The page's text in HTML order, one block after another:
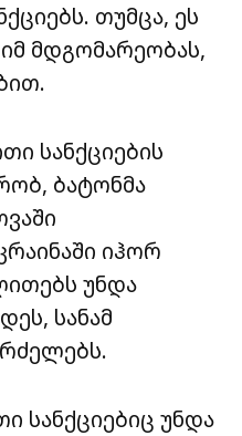
თუმცა, ეს
მდგომარეობას,
სანქციების
ბატონმა
იჰორ
უნდა
სანამ
სანქციებიც უნდა